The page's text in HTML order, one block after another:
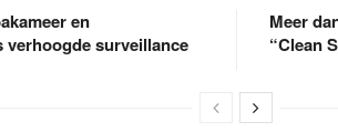
en
surveillance
Meer
“Clean